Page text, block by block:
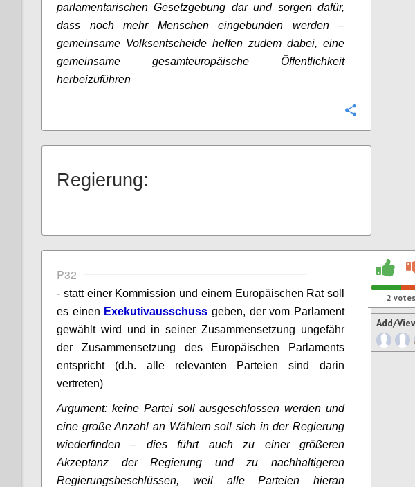
parlamentarischen Gesetzgebung dar und sorgen dafür,
dass noch mehr Menschen eingebunden werden –
gemeinsame Volksentscheide helfen zudem dabei, eine
gemeinsame gesamteuropäische Öffentlichkeit
herbeizuführen
Regierung:
P32
- statt einer Kommission und einem Europäischen Rat soll
es einen Exekutivausschussgeben, der vom Parlament
gewählt wird und in seiner Zusammensetzung ungefähr
der Zusammensetzung des Europäischen Parlaments
entspricht (d.h. alle relevanten Parteien sind darin
vertreten)
Argument: keine Partei soll ausgeschlossen werden und
eine große Anzahl an Wählern soll sich in der Regierung
wiederfinden – dies führt auch zu einer größeren
Akzeptanz der Regierung und zu nachhaltigeren
Regierungsbeschlüssen, weil alle Parteien hieran
2 votes
Add/